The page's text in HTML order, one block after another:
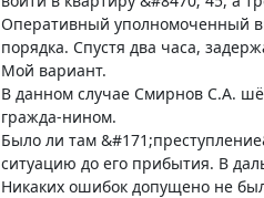
Оперативный уполномоченный
порядка. Спустя два часа,
Мой вариант.
В данном случае Смирнов С.А.
гражда-нином.
Было ли там
ситуацию до его прибытия. В
Никаких ошибок допущено не